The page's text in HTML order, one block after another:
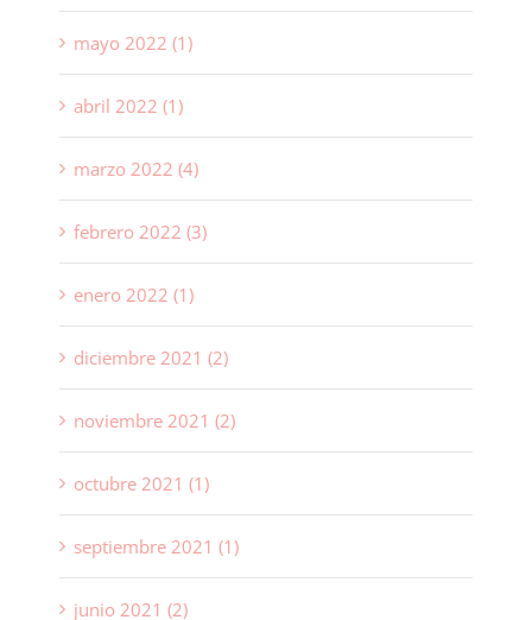
mayo 2022 (1)
abril 2022 (1)
marzo 2022 (4)
febrero 2022 (3)
enero 2022 (1)
diciembre 2021 (2)
noviembre 2021 (2)
octubre 2021 (1)
septiembre 2021 (1)
junio 2021 (2)